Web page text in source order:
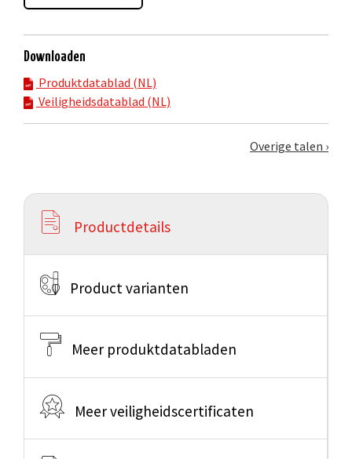
Downloaden
Produktdatablad (NL)
Veiligheidsdatablad (NL)
Overige talen
Productdetails
Product varianten
Meer produktdatabladen
Meer veiligheidscertificaten